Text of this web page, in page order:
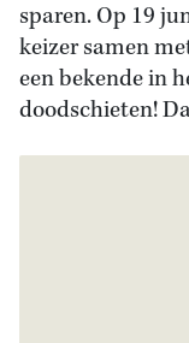
sparen. Op 19
keizer samen
een bekende in
doodschieten!